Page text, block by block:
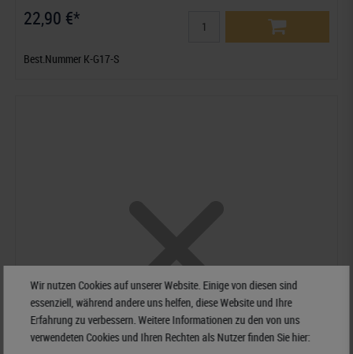
22,90 €*
Best.Nummer K-G17-S
Wir nutzen Cookies auf unserer Website. Einige von diesen sind
essenziell, während andere uns helfen, diese Website und Ihre
Erfahrung zu verbessern. Weitere Informationen zu den von uns
verwendeten Cookies und Ihren Rechten als Nutzer finden Sie hier: